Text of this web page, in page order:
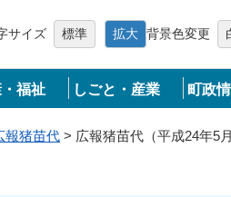
て本文へ
サイズ 標準 拡大 背景色変更
福祉 しごと・産業 町政
報猪苗代 > 広報猪苗代（平成24年5月